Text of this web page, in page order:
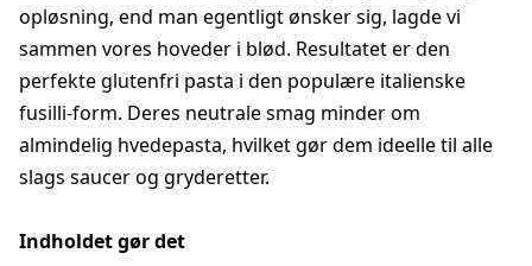
opløsning, end man egentligt ønsker sig, lagde vi
sammen vores hoveder i blød. Resultatet er den
perfekte glutenfri pasta i den populære italienske
fusilli-form. Deres neutrale smag minder om
almindelig hvedepasta, hvilket gør dem ideelle til alle
slags saucer og gryderetter.
Indholdet gør det